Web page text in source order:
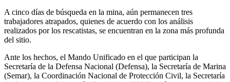
A cinco días de búsqueda en la mina, aún permanecen tres
trabajadores atrapados, quienes de acuerdo con los análisis
realizados por los rescatistas, se encuentran en la zona más profunda
del sitio.
Ante los hechos, el Mando Unificado en el que participan la
Secretaría de la Defensa Nacional (Defensa), la Secretaría de Marina
(Semar), la Coordinación Nacional de Protección Civil, la Secretaría